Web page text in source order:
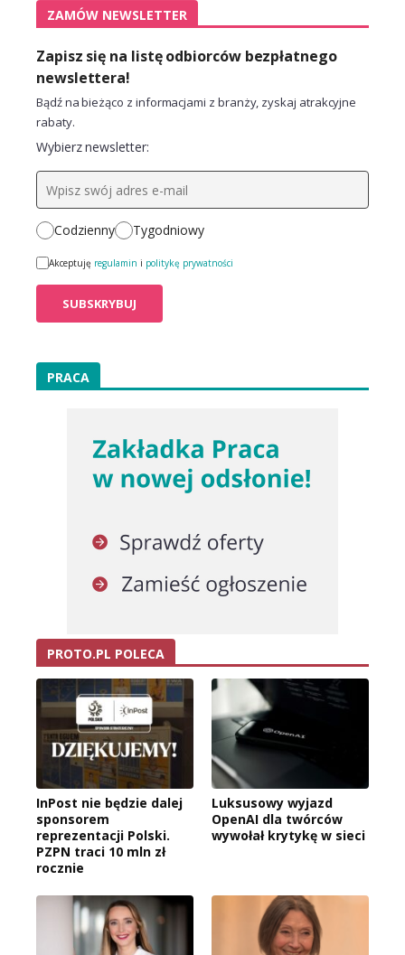
ZAMÓW NEWSLETTER
Zapisz się na listę odbiorców bezpłatnego
newslettera!
Bądź na bieżąco z informacjami z branży, zyskaj atrakcyjne
rabaty.
Wybierz newsletter:
Codzienny Tygodniowy
Akceptuję regulamin i politykę prywatności
PRACA
PROTO.PL POLECA
InPost nie będzie dalej
sponsorem
reprezentacji Polski.
PZPN traci 10 mln zł
rocznie
Luksusowy wyjazd
OpenAI dla twórców
wywołał krytykę w sieci